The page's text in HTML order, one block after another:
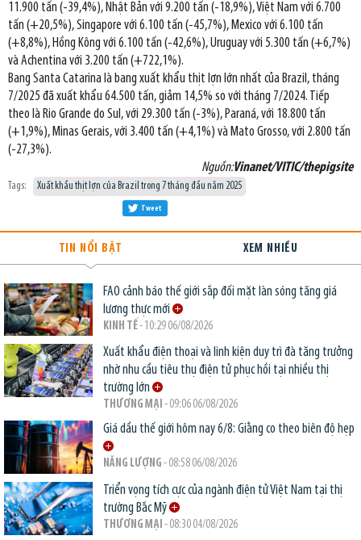
11.900 tấn (-39,4%), Nhật Bản với 9.200 tấn (-18,9%), Việt Nam với 6.700
tấn (+20,5%), Singapore với 6.100 tấn (-45,7%), Mexico với 6.100 tấn
(+8,8%), Hồng Kông với 6.100 tấn (-42,6%), Uruguay với 5.300 tấn (+6,7%)
và Achentina với 3.200 tấn (+722,1%).
Bang Santa Catarina là bang xuất khẩu thịt lợn lớn nhất của Brazil, tháng
7/2025 đã xuất khẩu 64.500 tấn, giảm 14,5% so với tháng 7/2024. Tiếp
theo là Rio Grande do Sul, với 29.300 tấn (-3%), Paraná, với 18.800 tấn
(+1,9%), Minas Gerais, với 3.400 tấn (+4,1%) và Mato Grosso, với 2.800 tấn
(-27,3%).
Nguồn:Vinanet/VITIC/thepigsite
Tags: Xuất khẩu thịt lợn của Brazil trong 7 tháng đầu năm 2025
Tweet
TIN NỔI BẬT XEM NHIỀU
FAO cảnh báo thế giới sắp đối mặt làn sóng tăng giá
lương thực mới
KINH TẾ- 10:29 06/08/2026
Xuất khẩu điện thoại và linh kiện duy trì đà tăng trưởng
nhờ nhu cầu tiêu thụ điện tử phục hồi tại nhiều thị
trường lớn
THƯƠNG MẠI - 09:06 06/08/2026
Giá dầu thế giới hôm nay 6/8: Giằng co theo biên độ hẹp
NĂNG LƯỢNG - 08:58 06/08/2026
Triển vọng tích cực của ngành điện tử Việt Nam tại thị
trường Bắc Mỹ
THƯƠNG MẠI - 08:30 04/08/2026